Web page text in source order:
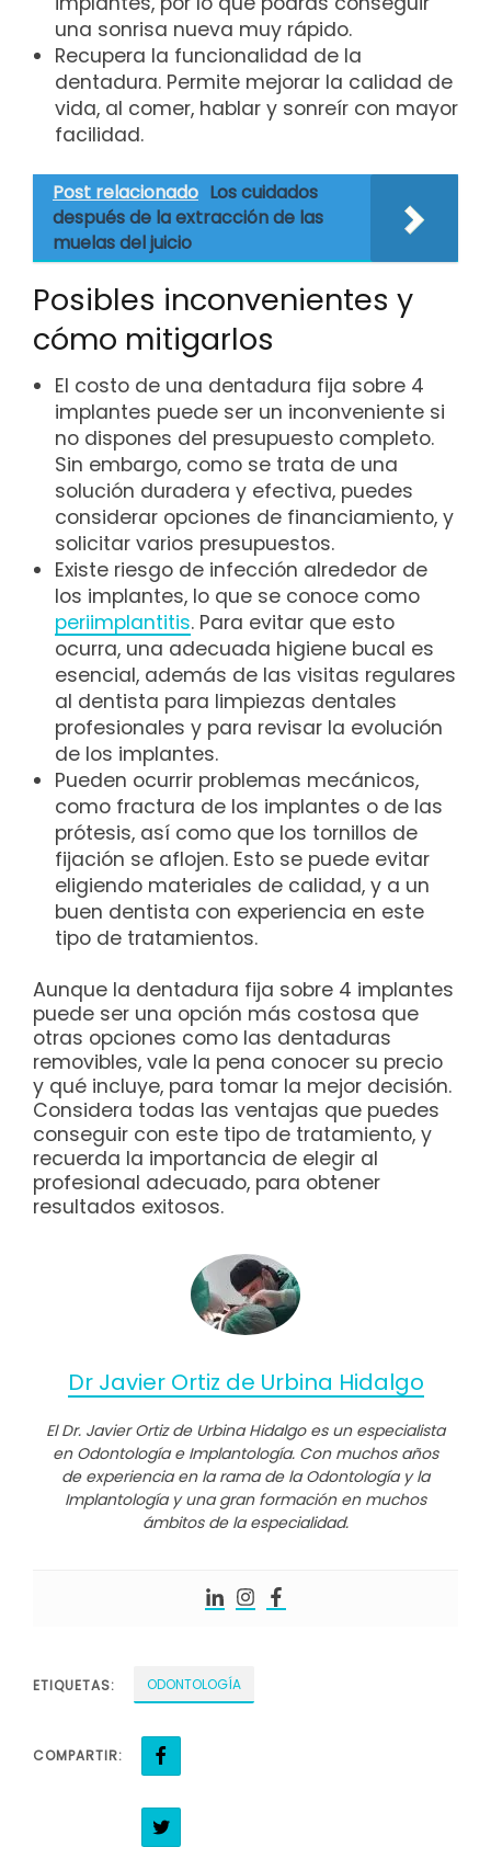
una sonrisa nueva muy rápido.
Recupera la funcionalidad de la
dentadura. Permite mejorar la calidad de
vida, al comer, hablar y sonreír con mayor
facilidad.
Post relacionado Los cuidados
después de la extracción de las
muelas del juicio
Posibles inconvenientes y
cómo mitigarlos
El costo de una dentadura fija sobre 4
implantes puede ser un inconveniente si
no dispones del presupuesto completo.
Sin embargo, como se trata de una
solución duradera y efectiva, puedes
considerar opciones de financiamiento, y
solicitar varios presupuestos.
Existe riesgo de infección alrededor de
los implantes, lo que se conoce como
periimplantitis. Para evitar que esto
ocurra, una adecuada higiene bucal es
esencial, además de las visitas regulares
al dentista para limpiezas dentales
profesionales y para revisar la evolución
de los implantes.
Pueden ocurrir problemas mecánicos,
como fractura de los implantes o de las
prótesis, así como que los tornillos de
fijación se aflojen. Esto se puede evitar
eligiendo materiales de calidad, y a un
buen dentista con experiencia en este
tipo de tratamientos.
Aunque la dentadura fija sobre 4 implantes
puede ser una opción más costosa que
otras opciones como las dentaduras
removibles, vale la pena conocer su precio
y qué incluye, para tomar la mejor decisión.
Considera todas las ventajas que puedes
conseguir con este tipo de tratamiento, y
recuerda la importancia de elegir al
profesional adecuado, para obtener
resultados exitosos.
Dr Javier Ortiz de Urbina Hidalgo
El Dr. Javier Ortiz de Urbina Hidalgo es un especialista
en Odontología e Implantología. Con muchos años
de experiencia en la rama de la Odontología y la
Implantología y una gran formación en muchos
ámbitos de la especialidad.
ETIQUETAS: ODONTOLOGÍA
COMPARTIR: